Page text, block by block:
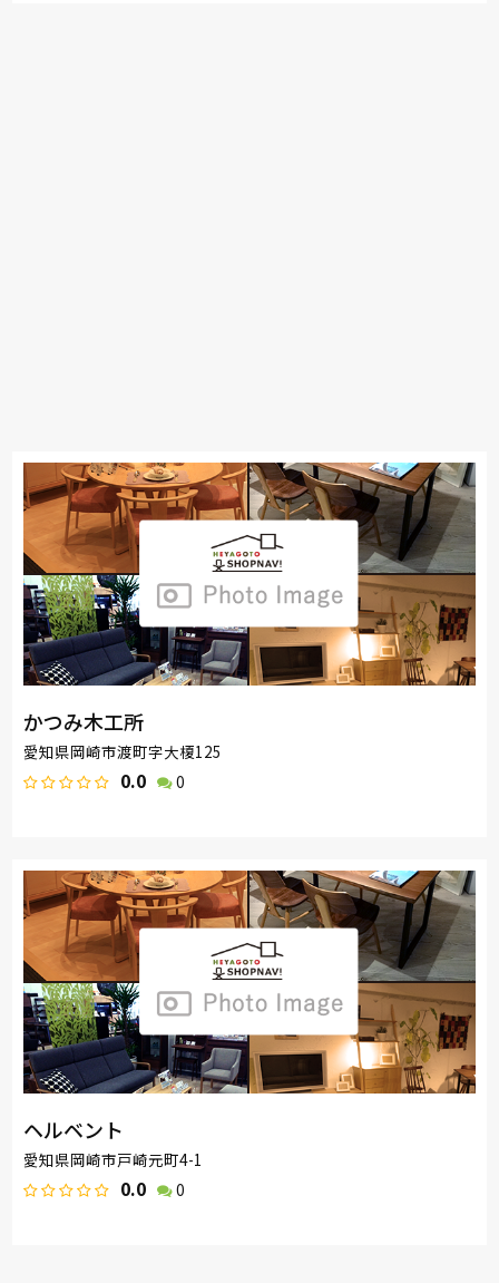
かつみ木工所
愛知県岡崎市渡町字大榎125
0.0 0
ヘルベント
愛知県岡崎市戸崎元町4-1
0.0 0